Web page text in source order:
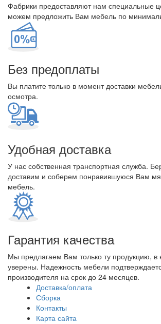
Фабрики предоставляют нам специальные
можем предложить Вам мебель по
Без предоплаты
Вы платите только в момент доставки
осмотра.
Удобная доставка
У нас собственная транспортная служба.
доставим и соберем понравившуюся Вам
мебель.
Гарантия качества
Мы предлагаем Вам только ту продукцию, в
уверены. Надежность мебели
производителя на срок до 24 месяцев.
Доставка/оплата
Сборка
Контакты
Карта сайта